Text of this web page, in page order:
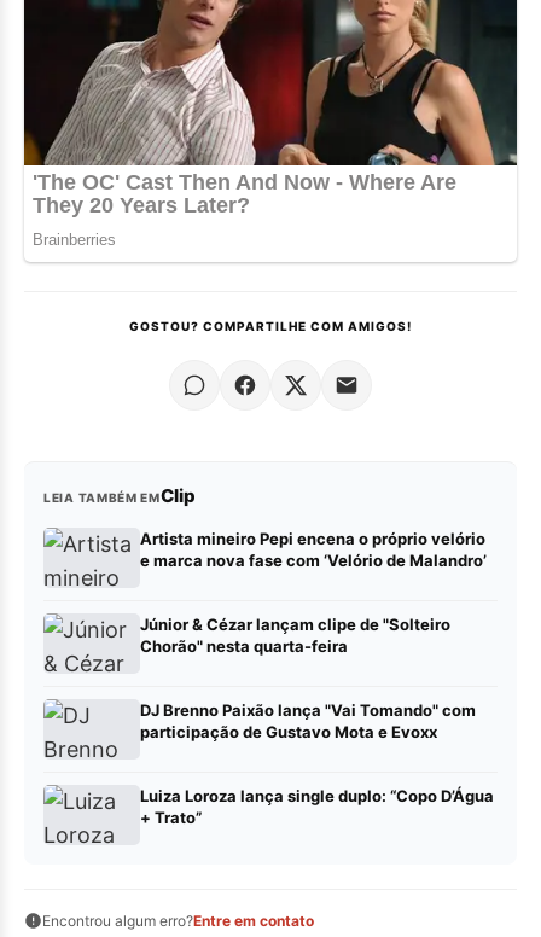
GOSTOU? COMPARTILHE COM AMIGOS!
LEIA TAMBÉM EMClip
Artista mineiro Pepi encena o próprio velório
e marca nova fase com ‘Velório de Malandro’
Júnior & Cézar lançam clipe de "Solteiro
Chorão" nesta quarta-feira
DJ Brenno Paixão lança "Vai Tomando" com
participação de Gustavo Mota e Evoxx
Luiza Loroza lança single duplo: “Copo D’Água
+ Trato”
Encontrou algum erro?Entre em contato